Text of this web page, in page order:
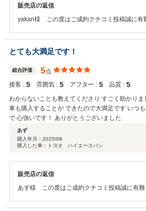
販売店の返信
yakan様 この度はご成約クチコミ投稿誠に有
にして頂いて有難うございます。今回は、初
で御座いました。また次回お待ちしております
遠方本州に渡られるとのこと。長旅には重宝
ますので是非お楽しみください。いつも、ス
しております。本当に有難うございました。こ
他、お任せください。
とても大満足です！
総合評価 5点
接客 : 5 雰囲気 : 5 アフター : 5 品質 : 5
わからないことも教えてくださり すごく助かり
車も購入することが できたので大満足です いつも相談ものってくださるの
で 心強いです！ ありがとうございました
あず
購入年月： 2025/09
購入した車：トヨタ ハイエースバン
販売店の返信
あず様 この度はご成約クチコミ投稿誠に有難
にはとても役に立てるのではないでしょうか